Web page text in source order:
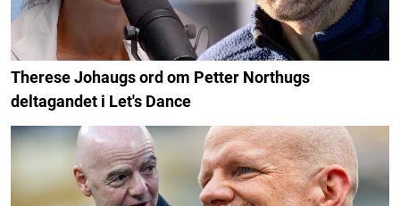
Therese Johaugs ord om Petter Northugs
deltagandet i Let's Dance